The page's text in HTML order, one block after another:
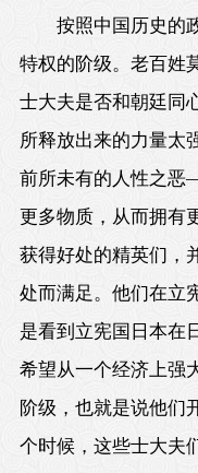
按照中国历史的
特权的阶级。老百姓
士大夫是否和朝廷同
所释放出来的力量太
前所未有的人性之
更多物质，从而拥有
获得好处的精英们，
处而满足。他们在立
是看到立宪国日本在
希望从一个经济上强
阶级，也就是说他们
个时候，这些士大夫